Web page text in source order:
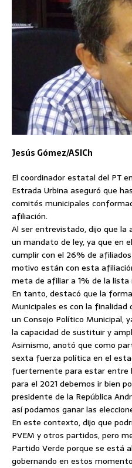
Jesús Gómez/ASICh
El coordinador estatal del PT
Estrada Urbina aseguró que
comités municipales
afiliación.
Al ser entrevistado, dijo que la
un mandato de ley, ya que en
cumplir con el 26% de
motivo están con esta
meta de afiliar a 1% de la lista
En tanto, destacó que la
Municipales es con la
un Consejo Político
la capacidad de sustituir y
Asimismo, anotó que como
sexta fuerza política en el
fuertemente para estar entre
para el 2021 debemos ir bien
presidente de la República
así podamos ganar las
En este contexto, dijo que
PVEM y otros partidos, pero
Partido Verde porque se está
gobernando en estos